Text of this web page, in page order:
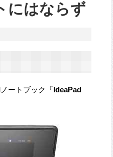
にはならず
ートブック『IdeaPad